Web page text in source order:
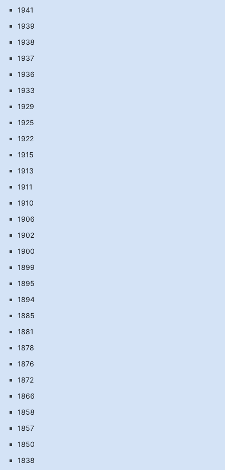
1941
1939
1938
1937
1936
1933
1929
1925
1922
1915
1913
1911
1910
1906
1902
1900
1899
1895
1894
1885
1881
1878
1876
1872
1866
1858
1857
1850
1838